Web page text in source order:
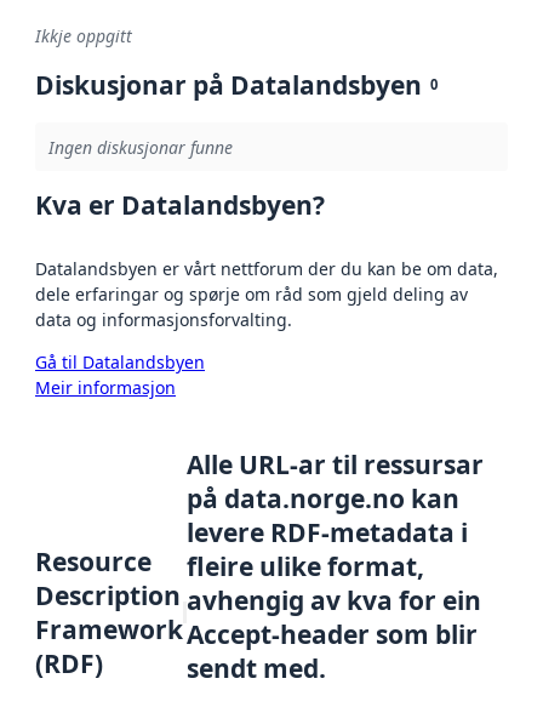
Ikkje oppgitt
Diskusjonar på Datalandsbyen 0
Ingen diskusjonar funne
Kva er Datalandsbyen?
Datalandsbyen er vårt nettforum der du kan be om data,
dele erfaringar og spørje om råd som gjeld deling av
data og informasjonsforvalting.
Gå til Datalandsbyen
Meir informasjon
Resource
Description
Framework
(RDF)
Alle URL-ar til ressursar
på data.norge.no kan
levere RDF-metadata i
fleire ulike format,
avhengig av kva for ein
Accept-header som blir
sendt med.